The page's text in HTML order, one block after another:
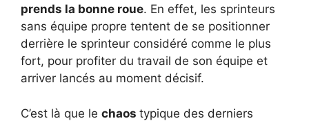
prends la bonne roue. En effet, les sprinteurs
sans équipe propre tentent de se positionner
derrière le sprinteur considéré comme le plus
fort, pour profiter du travail de son équipe et
arriver lancés au moment décisif.
C’est là que le chaos typique des derniers